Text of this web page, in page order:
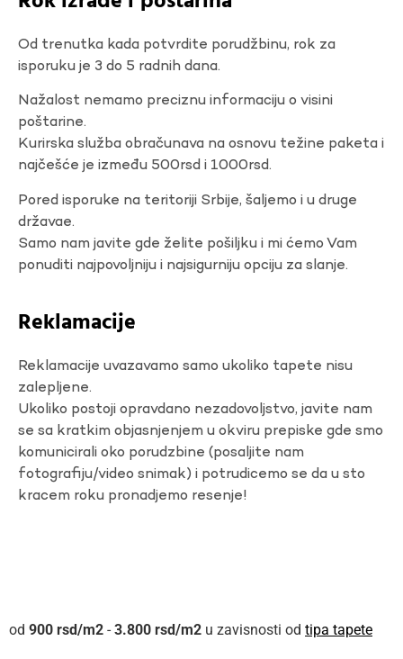
Od trenutka kada potvrdite porudžbinu, rok za
isporuku je 3 do 5 radnih dana.
Nažalost nemamo preciznu informaciju o visini
poštarine.
Kurirska služba obračunava na osnovu težine paketa i
najčešće je između 500rsd i 1000rsd.
Pored isporuke na teritoriji Srbije, šaljemo i u druge
državae.
Samo nam javite gde želite pošiljku i mi ćemo Vam
ponuditi najpovoljniju i najsigurniju opciju za slanje.
Reklamacije
Reklamacije uvazavamo samo ukoliko tapete nisu
zalepljene.
Ukoliko postoji opravdano nezadovoljstvo, javite nam
se sa kratkim objasnjenjem u okviru prepiske gde smo
komunicirali oko porudzbine (posaljite nam
fotografiju/video snimak) i potrudicemo se da u sto
kracem roku pronadjemo resenje!
900 rsd - 3.800 rsd u zavisnosti od tipa tapete